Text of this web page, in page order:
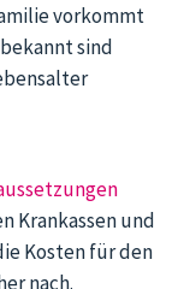
vorkommt
sind
Krankassen und
Kosten für den
nach.